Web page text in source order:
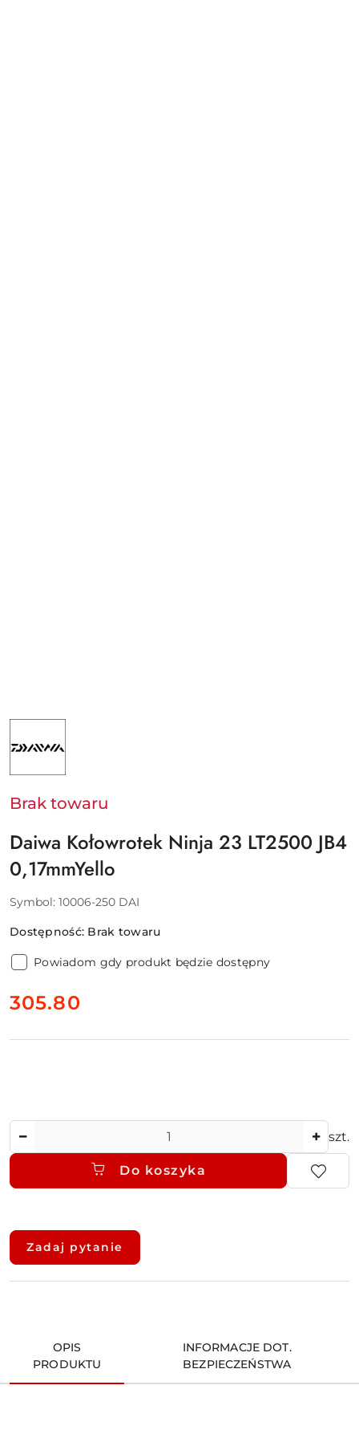
NAZWA
DAIWA
Brak towaru
Daiwa Kołowrotek Ninja 23 LT2500 JB4
0,17mmYello
Symbol: 10006-250 DAI
Dostępność: Brak towaru
Powiadom gdy produkt będzie dostępny
cena:
305.80
szt.
Do koszyka
Dostępność
dostawa
Zadaj pytanie
OPIS
PRODUKTU
INFORMACJE DOT.
BEZPIECZEŃSTWA